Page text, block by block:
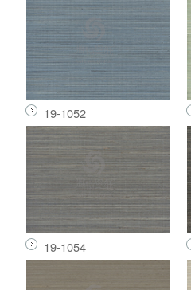
19-1052
19-1054